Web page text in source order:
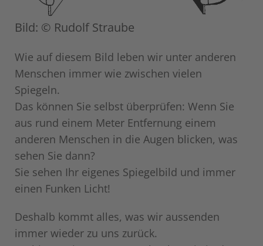
Bild: © Rudolf Straube
Wie auf diesem Bild leben wir unter anderen
Menschen immer wie zwischen vielen
Spiegeln.
Das können Sie selbst überprüfen: Wenn Sie
aus rund einem Meter Entfernung einem
anderen Menschen in die Augen blicken, was
sehen Sie dann?
Sie sehen Ihr eigenes Spiegelbild und immer
einen Funken Licht!
Deshalb kommt alles, was wir aussenden
immer wieder zu uns zurück.